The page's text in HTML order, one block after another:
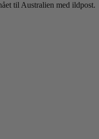
til Australien med ildpost.